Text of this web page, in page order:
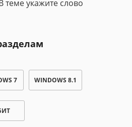
укажите слово
7 WINDOWS 8.1